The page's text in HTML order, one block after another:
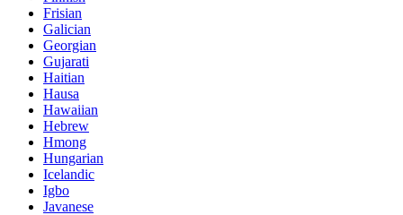
Frisian
Galician
Georgian
Gujarati
Haitian
Hausa
Hawaiian
Hebrew
Hmong
Hungarian
Icelandic
Igbo
Javanese